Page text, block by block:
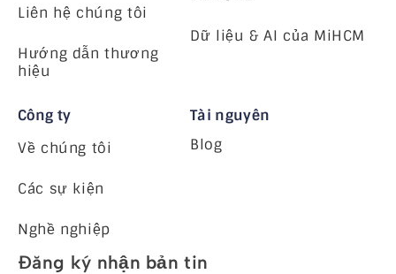
Liên hệ chúng tôi
Hướng dẫn thương
hiệu
Dữ liệu & AI của MiHCM
Công ty
Về chúng tôi
Các sự kiện
Nghề nghiệp
Tài nguyên
Blog
Đăng ký nhận bản tin